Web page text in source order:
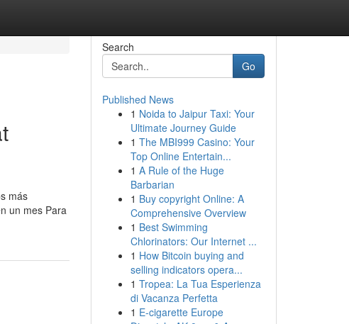
más
un mes Para
Search
Go
Published News
1 Noida to Jaipur Taxi: Your
Ultimate Journey Guide
1 The MBI999 Casino: Your
Top Online Entertain...
1 A Rule of the Huge
Barbarian
1 Buy copyright Online: A
Comprehensive Overview
1 Best Swimming
Chlorinators: Our Internet ...
1 How Bitcoin buying and
selling indicators opera...
1 Tropea: La Tua Esperienza
di Vacanza Perfetta
1 E-cigarette Europe